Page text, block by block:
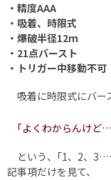
・精度AAA
・吸着、時限式
・爆破半径12ｍ
・21点バースト
・トリガー中移動不可
吸着に時限式にバー
｢よくわからんけ
という、｢1、2、
記事項だけを見て、